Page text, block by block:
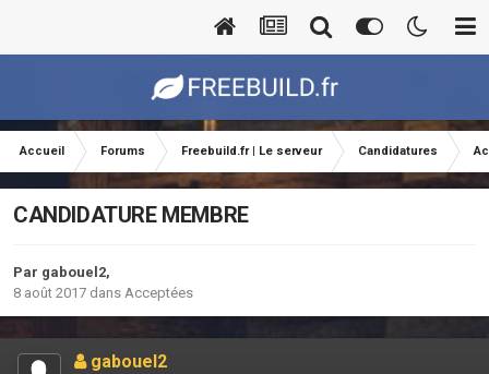
Accueil Forums Freebuild.fr | Le serveur Candidatures
CANDIDATURE MEMBRE
Par gabouel2,
8 août 2017 dans Acceptées
gabouel2